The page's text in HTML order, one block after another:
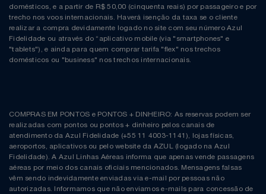
domésticos, e a partir de R$ 50,00 (cinquenta reais) por passageiro e por
trecho nos voos internacionais. Haverá isenção da taxa se o cliente
realizar a compra devidamente logado no site com seu número Azul
Fidelidade ou através do “aplicativo mobile (via "smartphones" e
"tablets"), e ainda para quem comprar tarifa "flex" nos trechos
domésticos ou "business" nos trechos internacionais.
COMPRAS EM PONTOS e PONTOS + DINHEIRO: As reservas podem ser
realizadas com pontos ou pontos + dinheiro pelos canais de
atendimento da Azul Fidelidade (+55 11 4003-1141), lojas físicas,
aeroportos, aplicativos ou pelo website da AZUL (logado na Azul
Fidelidade). A Azul Linhas Aéreas informa que apenas vende passagens
aéreas por meio dos canais oficiais mencionados. Mensagens falsas
vêm sendo indevidamente enviadas via e-mail por pessoas não
autorizadas. Informamos que não enviamos e-mails para concessão de